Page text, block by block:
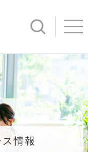
サイト内
情報